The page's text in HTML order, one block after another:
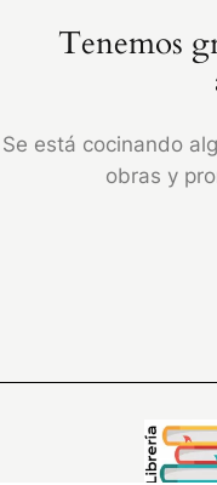
Tenemos
Se está cocinando
obras y